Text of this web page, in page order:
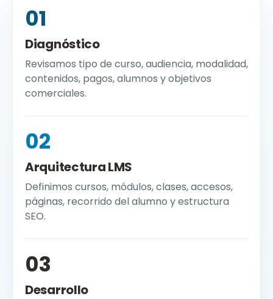
01
Diagnóstico
Revisamos tipo de curso, audiencia, modalidad,
contenidos, pagos, alumnos y objetivos
comerciales.
02
Arquitectura LMS
Definimos cursos, módulos, clases, accesos,
páginas, recorrido del alumno y estructura
SEO.
03
Desarrollo